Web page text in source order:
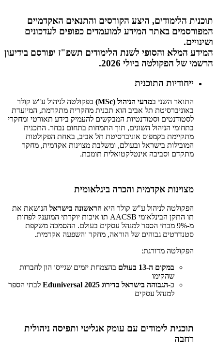
תוכנית הלימודים, היצע הקורסים והתנאים האקדמיים
המפורסמים באתר המידע למועמדים כפופים לעדכונים
ושינויים.
המידע המלא והסופי לשנת הלימודים תשפ"ז יפורסם בידיעון
הרשמי של הפקולטה ביולי 2026.
ייחודיות התוכנית
התואר השני במדעי הניהול (MSc)
בפקולטה לניהול ע"ש קולר
באוניברסיטת תל אביב הוא תכנית מחקרית מתקדמת, המיועדת
לסטודנטים וסטודנטיות המבקשים להעמיק בידע תאורטי ומחקרי
בתחומי הניהול השונים, תוך התמחות בתחום נבחר. התכנית
מתקיימת בקמפוס אוניברסיטת תל אביב, באחת הפקולטות
המובילות בישראל ובעולם, ומשלבת מצוינות אקדמית, מחקר
מתקדם וסביבה אינטלקטואלית תומכת.
מצוינות אקדמית והכרה בינלאומית
הפקולטה לניהול ע"ש קולר היא הראשונה בישראל הנושאת את
תו התקן הבינלאומי AACSB תו איכות יוקרתי המוענק לפחות
מ-9% מבתי הספר למנהל עסקים בעולם. ההסמכה משקפת
סטנדרטים גבוהים של הוראה, מחקר והשפעה אקדמית.
הפקולטה מדורגת:
במקום ה-13 בעולם
בהצמחת יזמים שגייסו הון לחברות
שהקימו
כ-הגבוהה בישראל בדירוג Eduniversal 2025
לבתי הספר
למנהל עסקים
תוכנית לימודים עם עומק אנליטי ותפיסה ניהולית
רחבה